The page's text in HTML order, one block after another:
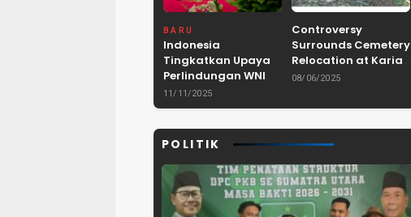
BARU
Indonesia
Tingkatkan Upaya
Perlindungan WNI
dan Pemberantasan
TPPO di Asia
11/11/2025
Controversy
Surrounds Cemetery
Relocation at Karian
Dam Project in
08/06/2025
POLITIK